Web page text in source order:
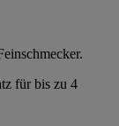
für bis zu 4